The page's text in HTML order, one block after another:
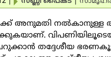
അനുമതി നല്‍കാനുള്ള
തദ്ദേശീയ